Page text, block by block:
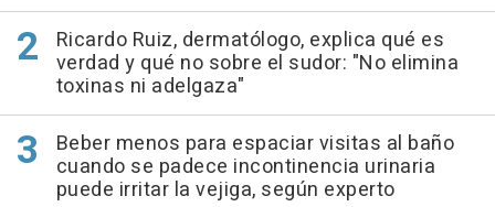
Ricardo Ruiz, dermatólogo, explica qué es
verdad y qué no sobre el sudor: "No elimina
toxinas ni adelgaza"
Beber menos para espaciar visitas al baño
cuando se padece incontinencia urinaria
puede irritar la vejiga, según experto